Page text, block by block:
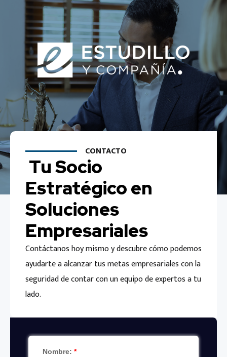
CONTACTO
Tu Socio
Estratégico en
Soluciones
Empresariales
Contáctanos hoy mismo y descubre cómo podemos
ayudarte a alcanzar tus metas empresariales con la
seguridad de contar con un equipo de expertos a tu
lado.